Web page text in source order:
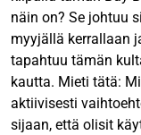
näin on? Se johtuu
myyjällä kerrallaan
tapahtuu tämän
kautta. Mieti tätä:
aktiivisesti
sijaan, että olisit